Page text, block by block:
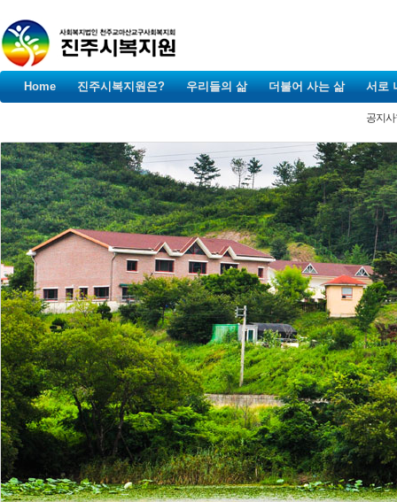
Home 진주시복지원은? 우리들의 삶 더불어 사는 삶 서로
공지